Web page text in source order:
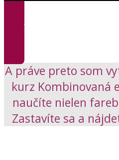
Vstúpte do kurzu >>>
A práve preto som
kurz Kombinovaná
naučíte nielen
Zastavíte sa a